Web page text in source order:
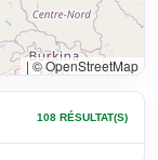
|© OpenStreetMap
108 RÉSULTAT(S)